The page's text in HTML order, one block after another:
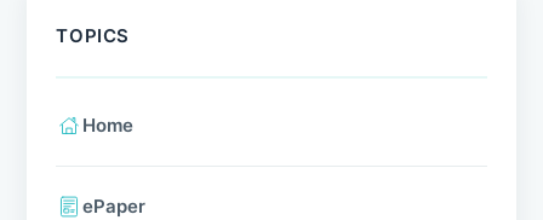
TOPICS
Home
ePaper